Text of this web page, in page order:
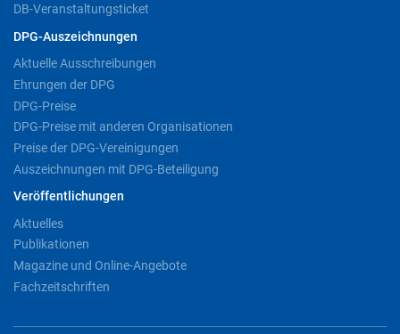
DB-Veranstaltungsticket
DPG-Auszeichnungen
Aktuelle Ausschreibungen
Ehrungen der DPG
DPG-Preise
DPG-Preise mit anderen Organisationen
Preise der DPG-Vereinigungen
Auszeichnungen mit DPG-Beteiligung
Veröffentlichungen
Aktuelles
Publikationen
Magazine und Online-Angebote
Fachzeitschriften